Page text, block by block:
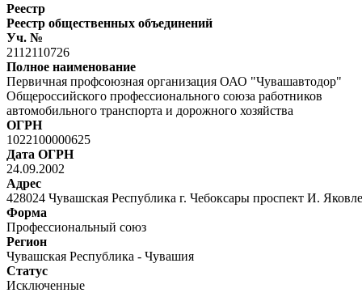
Реестр
Реестр общественных объединений
Уч. №
2112110726
Полное наименование
Первичная профсоюзная организация ОАО "Чувашавтодор"
Общероссийского профессионального союза работников
автомобильного транспорта и дорожного хозяйства
ОГРН
1022100000625
Дата ОГРН
24.09.2002
Адрес
428024 Чувашская Республика г. Чебоксары проспект И.
Форма
Профессиональный союз
Регион
Чувашская Республика - Чувашия
Статус
Исключенные